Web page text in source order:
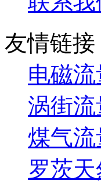
友情链接
电磁
涡街流
煤气流
罗茨